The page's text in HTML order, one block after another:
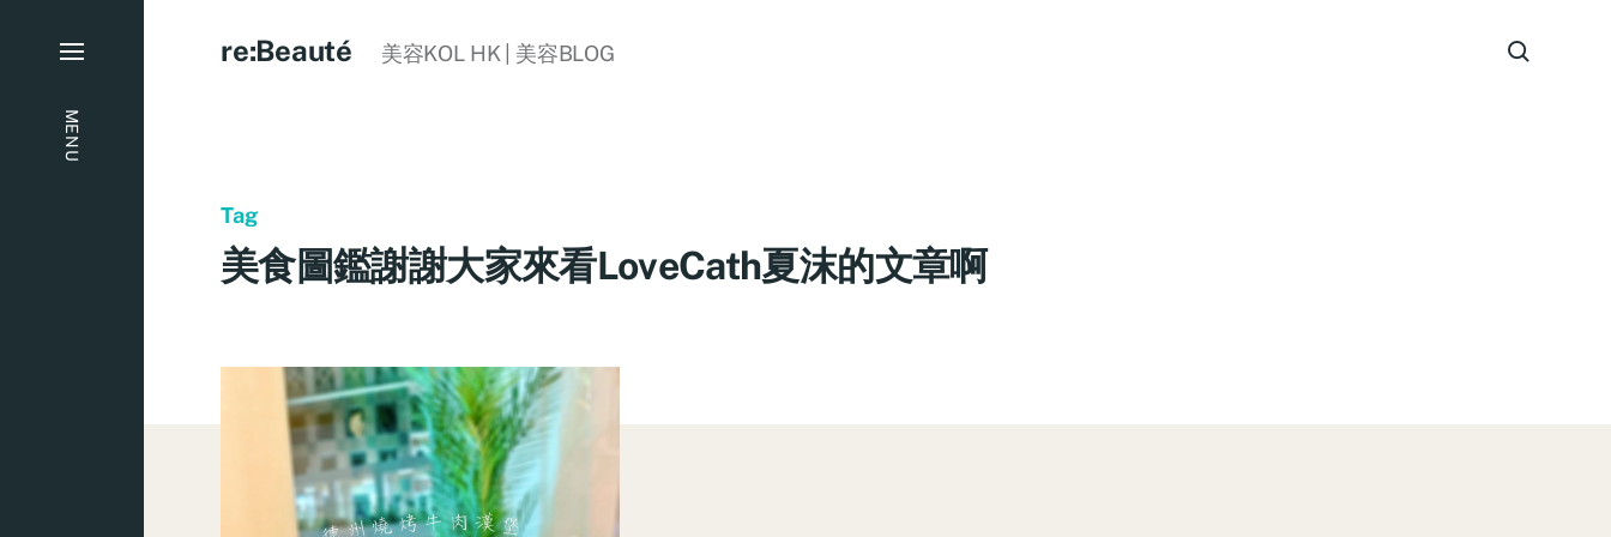
MENU
re:Beauté 美容KOL HK | 美容BLOG
Tag
美食圖鑑謝謝大家來看LoveCath夏沫的文章啊